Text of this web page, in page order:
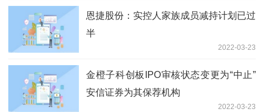
恩捷股份：实控人家族成员减持计划已过
半
2022-03-23
金橙子科创板IPO审核状态变更为“中止”
安信证券为其保荐机构
2022-03-23